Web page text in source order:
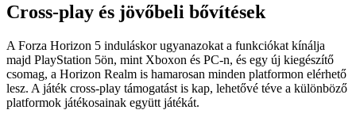
Cross-play és jövőbeli bővítések
A Forza Horizon 5 induláskor ugyanazokat a funkciókat kínálja
majd PlayStation 5ön, mint Xboxon és PC-n, és egy új kiegészítő
csomag, a Horizon Realm is hamarosan minden platformon elérhető
lesz. A játék cross-play támogatást is kap, lehetővé téve a különböző
platformok játékosainak együtt játékát.